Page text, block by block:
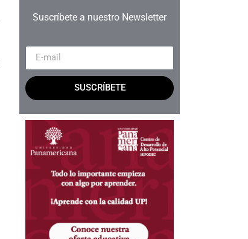
Suscríbete a nuestro Newsletter
SUSCRÍBETE